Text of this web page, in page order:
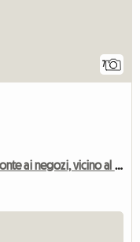
7
A 1 km dal centro di Cholet, di fronte ai negozi, vicino al Puy du Fou